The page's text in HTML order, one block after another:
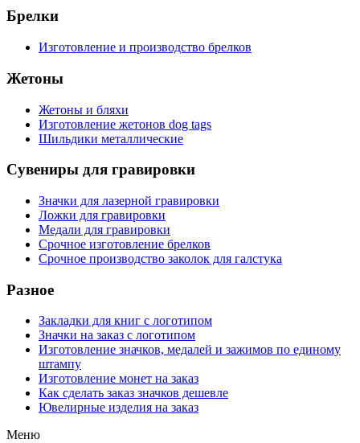
Брелки
Изготовление и производство брелков
Жетоны
Жетоны и бляхи
Изготовление жетонов dog tags
Шильдики металлические
Сувениры для гравировки
Значки для лазерной гравировки
Ложки для гравировки
Медали для гравировки
Срочное изготовление брелков
Срочное производство заколок для галстука
Разное
Закладки для книг с логотипом
Значки на заказ с логотипом
Изготовление значков, медалей и зажимов по единому
штампу
Изготовление монет на заказ
Как сделать заказ значков дешевле
Ювелирные изделия на заказ
Меню